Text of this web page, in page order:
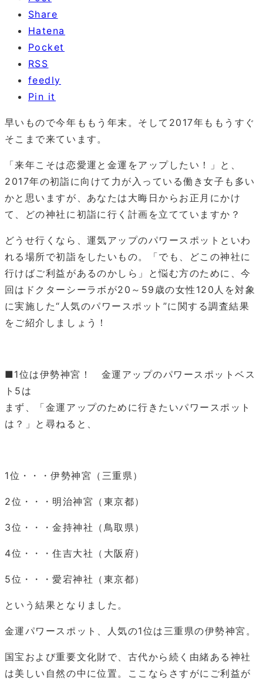
Share
Hatena
Pocket
RSS
feedly
Pin it
早いもので今年ももう年末。そして2017年ももうすぐ
そこまで来ています。
「来年こそは恋愛運と金運をアップしたい！」と、
2017年の初詣に向けて力が入っている働き女子も多い
かと思いますが、あなたは大晦日からお正月にかけ
て、どの神社に初詣に行く計画を立てていますか？
どうせ行くなら、運気アップのパワースポットといわ
れる場所で初詣をしたいもの。「でも、どこの神社に
行けばご利益があるのかしら」と悩む方のために、今
回はドクターシーラボが20～59歳の女性120人を対象
に実施した“人気のパワースポット”に関する調査結果
をご紹介しましょう！
■1位は伊勢神宮！ 金運アップのパワースポットベス
ト5は
まず、「金運アップのために行きたいパワースポット
は？」と尋ねると、
1位・・・伊勢神宮（三重県）
2位・・・明治神宮（東京都）
3位・・・金持神社（鳥取県）
4位・・・住吉大社（大阪府）
5位・・・愛宕神社（東京都）
という結果となりました。
金運パワースポット、人気の1位は三重県の伊勢神宮。
国宝および重要文化財で、古代から続く由緒ある神社
は美しい自然の中に位置。ここならさすがにご利益が